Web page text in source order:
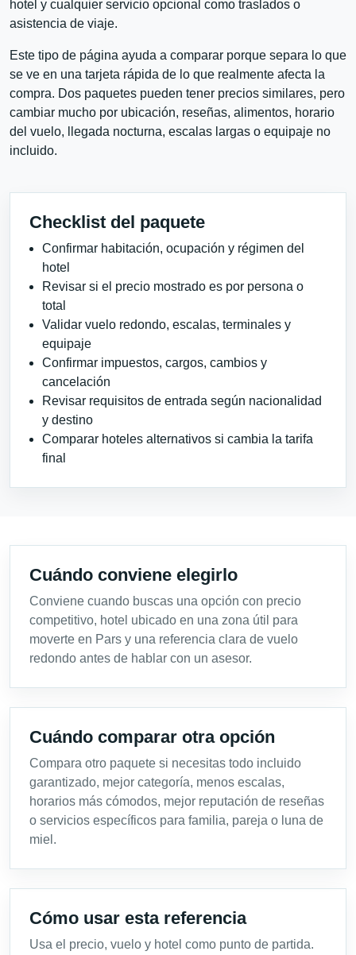
hotel y cualquier servicio opcional como traslados o
asistencia de viaje.
Este tipo de página ayuda a comparar porque separa lo que
se ve en una tarjeta rápida de lo que realmente afecta la
compra. Dos paquetes pueden tener precios similares, pero
cambiar mucho por ubicación, reseñas, alimentos, horario
del vuelo, llegada nocturna, escalas largas o equipaje no
incluido.
Checklist del paquete
Confirmar habitación, ocupación y régimen del
hotel
Revisar si el precio mostrado es por persona o
total
Validar vuelo redondo, escalas, terminales y
equipaje
Confirmar impuestos, cargos, cambios y
cancelación
Revisar requisitos de entrada según nacionalidad
y destino
Comparar hoteles alternativos si cambia la tarifa
final
Cuándo conviene elegirlo
Conviene cuando buscas una opción con precio
competitivo, hotel ubicado en una zona útil para
moverte en Pars y una referencia clara de vuelo
redondo antes de hablar con un asesor.
Cuándo comparar otra opción
Compara otro paquete si necesitas todo incluido
garantizado, mejor categoría, menos escalas,
horarios más cómodos, mejor reputación de reseñas
o servicios específicos para familia, pareja o luna de
miel.
Cómo usar esta referencia
Usa el precio, vuelo y hotel como punto de partida.